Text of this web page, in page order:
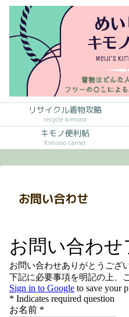
リサイクル着物攻略
recycle kimono
キモノ便利帖
Kimono carnet
お問い合わせ